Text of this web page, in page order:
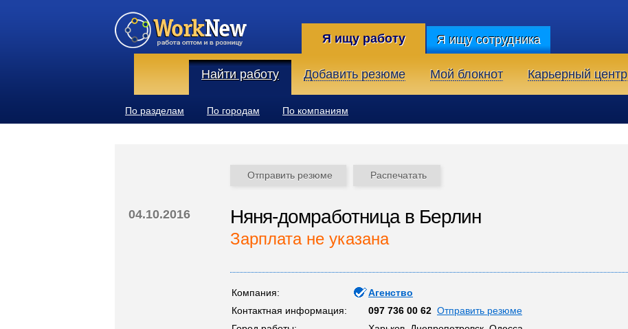
Я ищу работу Я ищу сотрудника
Найти работу Добавить резюме Мой блокнот Карьерный центр
По разделам По городам По компаниям
Отправить резюме Распечатать
04.10.2016 Няня-домработница в Берлин
Зарплата не указана
Компания:
Агенство
Контактная информация:
097 736 00 62 Отправить резюме